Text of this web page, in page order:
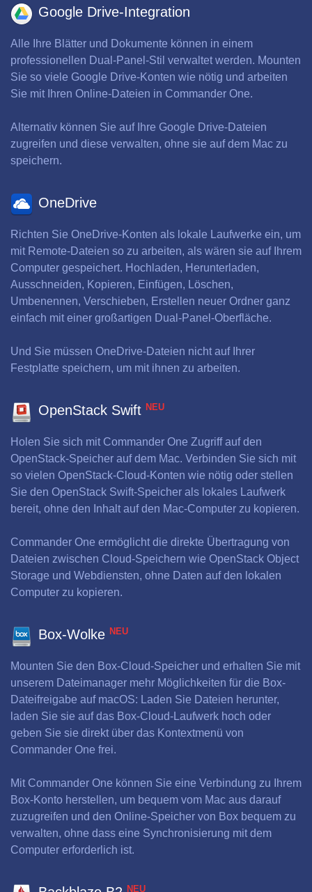
Google Drive-Integration
Alle Ihre Blätter und Dokumente können in einem
professionellen Dual-Panel-Stil verwaltet werden. Mounten
Sie so viele Google Drive-Konten wie nötig und arbeiten
Sie mit Ihren Online-Dateien in Commander One.
Alternativ können Sie auf Ihre Google Drive-Dateien
zugreifen und diese verwalten, ohne sie auf dem Mac zu
speichern.
OneDrive
Richten Sie OneDrive-Konten als lokale Laufwerke ein, um
mit Remote-Dateien so zu arbeiten, als wären sie auf Ihrem
Computer gespeichert. Hochladen, Herunterladen,
Ausschneiden, Kopieren, Einfügen, Löschen,
Umbenennen, Verschieben, Erstellen neuer Ordner ganz
einfach mit einer großartigen Dual-Panel-Oberfläche.
Und Sie müssen OneDrive-Dateien nicht auf Ihrer
Festplatte speichern, um mit ihnen zu arbeiten.
OpenStack Swift NEU
Holen Sie sich mit Commander One Zugriff auf den
OpenStack-Speicher auf dem Mac. Verbinden Sie sich mit
so vielen OpenStack-Cloud-Konten wie nötig oder stellen
Sie den OpenStack Swift-Speicher als lokales Laufwerk
bereit, ohne den Inhalt auf den Mac-Computer zu kopieren.
Commander One ermöglicht die direkte Übertragung von
Dateien zwischen Cloud-Speichern wie OpenStack Object
Storage und Webdiensten, ohne Daten auf den lokalen
Computer zu kopieren.
Box-Wolke NEU
Mounten Sie den Box-Cloud-Speicher und erhalten Sie mit
unserem Dateimanager mehr Möglichkeiten für die Box-
Dateifreigabe auf macOS: Laden Sie Dateien herunter,
laden Sie sie auf das Box-Cloud-Laufwerk hoch oder
geben Sie sie direkt über das Kontextmenü von
Commander One frei.
Mit Commander One können Sie eine Verbindung zu Ihrem
Box-Konto herstellen, um bequem vom Mac aus darauf
zuzugreifen und den Online-Speicher von Box bequem zu
verwalten, ohne dass eine Synchronisierung mit dem
Computer erforderlich ist.
NEU